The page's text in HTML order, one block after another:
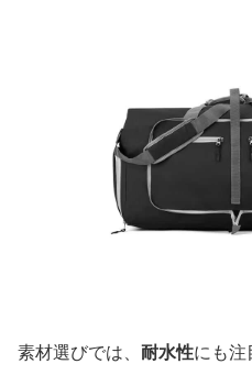
素材選びでは、 耐水性にも注